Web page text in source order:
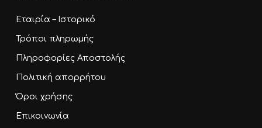
Εταιρία – Ιστορικό
Τρόποι πληρωμής
Πληροφορίες Αποστολής
Πολιτική απορρήτου
Όροι χρήσης
Επικοινωνία